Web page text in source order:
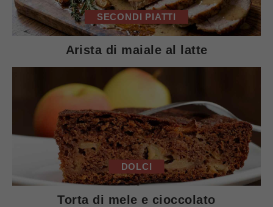
SECONDI PIATTI
Arista di maiale al latte
DOLCI
Torta di mele e cioccolato